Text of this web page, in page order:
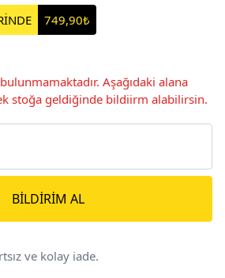
749,90₺
Aşağıdaki alana
stoğa geldiğinde bildiirm alabilirsin.
BILDIRIM AL
ve kolay iade.